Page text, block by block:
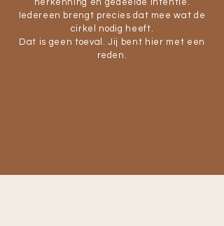
herkenning en gedeelde intentie.
Iedereen brengt precies dat mee wat de
cirkel nodig heeft.
Dat is geen toeval. Jij bent hier met een
reden.